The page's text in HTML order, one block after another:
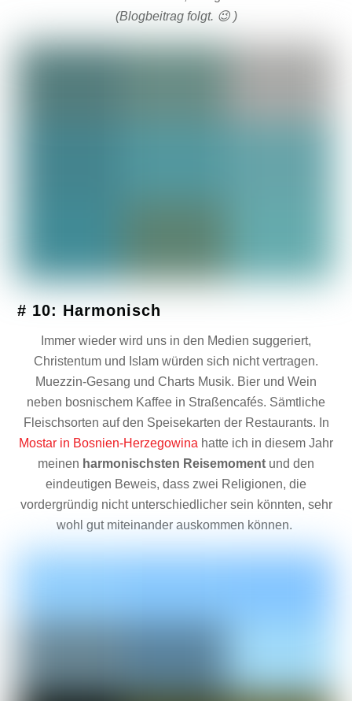
(Blogbeitrag folgt. 😉 )
# 10: Harmonisch
Immer wieder wird uns in den Medien suggeriert,
Christentum und Islam würden sich nicht vertragen.
Muezzin-Gesang und Charts Musik. Bier und Wein
neben bosnischem Kaffee in Straßencafés. Sämtliche
Fleischsorten auf den Speisekarten der Restaurants. In
Mostar in Bosnien-Herzegowina hatte ich in diesem Jahr
meinen harmonischsten Reisemoment und den
eindeutigen Beweis, dass zwei Religionen, die
vordergründig nicht unterschiedlicher sein könnten, sehr
wohl gut miteinander auskommen können.